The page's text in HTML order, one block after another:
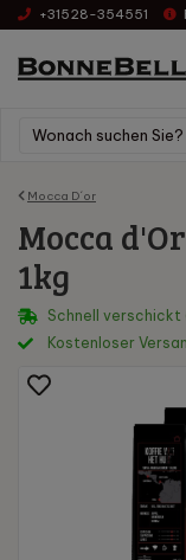
+31528-354551
Mocca D´or
Mocca
1kg
Schnell
Kostenloser